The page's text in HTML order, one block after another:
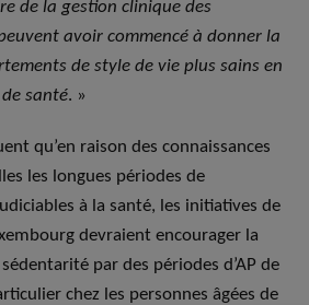
de la gestion clinique des
avoir commencé à donner la
de style de vie plus sains en
santé. »
qu’en raison des connaissances
les longues périodes de
à la santé, les initiatives de
devraient encourager la
par des périodes d’AP de
chez les personnes âgées de